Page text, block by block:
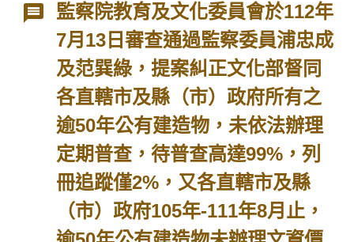
監察院教育及文化委員會於112年
7月13日審查通過監察委員浦忠成
及范巽綠，提案糾正文化部督同
各直轄市及縣（市）政府所有之
逾50年公有建造物，未依法辦理
定期普查，待普查高達99%，列
冊追蹤僅2%，又各直轄市及縣
（市）政府105年-111年8月止，